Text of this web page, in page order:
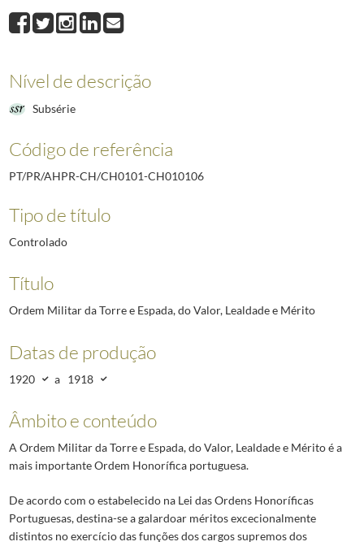
CH01010602Ordem Militar da Torre e Espada - Processos de Estrangeiros
CH010107 Ordem do Infante D.Henrique
Banda da Grã-Cruz das Três Ordens
CH010111
5510 Falecidos (condecorados entre 25 de Abril 1974 e 09 de Março 2001)
Nível de descrição
Subsérie
Código de referência
PT/PR/AHPR-CH/CH0101-CH010106
Tipo de título
Controlado
Título
Ordem Militar da Torre e Espada, do Valor, Lealdade e Mérito
Datas de produção
1920 a 1918
Âmbito e conteúdo
A Ordem Militar da Torre e Espada, do Valor, Lealdade e Mérito é a
mais importante Ordem Honorífica portuguesa.
De acordo com o estabelecido na Lei das Ordens Honoríficas
Portuguesas, destina-se a galardoar méritos excecionalmente
distintos no exercício das funções dos cargos supremos dos